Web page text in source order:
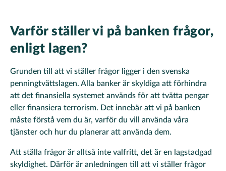
Varför ställer vi på banken frågor,
enligt lagen?
Grunden till att vi ställer frågor ligger i den svenska
penningtvättslagen. Alla banker är skyldiga att förhindra
att det finansiella systemet används för att tvätta pengar
eller finansiera terrorism. Det innebär att vi på banken
måste förstå vem du är, varför du vill använda våra
tjänster och hur du planerar att använda dem.
Att ställa frågor är alltså inte valfritt, det är en lagstadgad
skyldighet. Därför är anledningen till att vi ställer frågor